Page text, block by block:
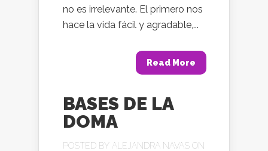
no es irrelevante. El primero nos
hace la vida fácil y agradable,...
Read More
BASES DE LA
DOMA
POSTED BY ALEJANDRA NAVAS ON